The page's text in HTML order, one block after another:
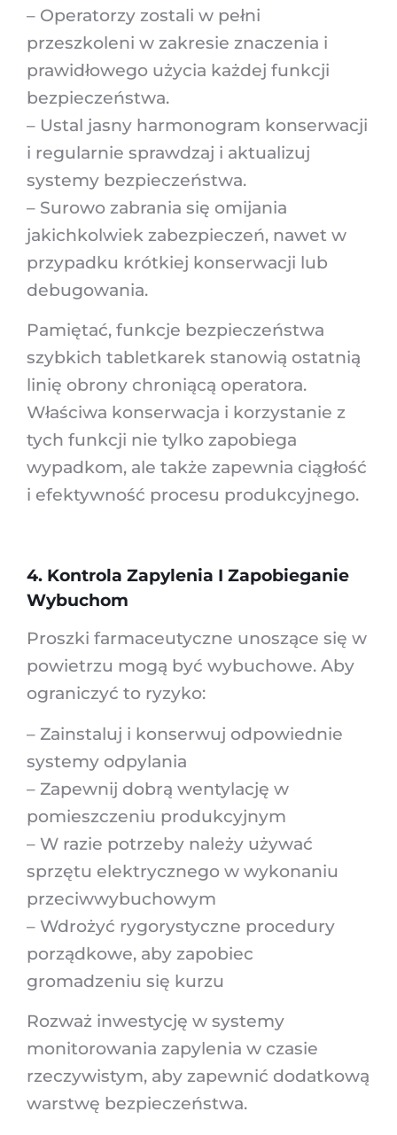
– Operatorzy zostali w pełni
przeszkoleni w zakresie znaczenia i
prawidłowego użycia każdej funkcji
bezpieczeństwa.
– Ustal jasny harmonogram konserwacji
i regularnie sprawdzaj i aktualizuj
systemy bezpieczeństwa.
– Surowo zabrania się omijania
jakichkolwiek zabezpieczeń, nawet w
przypadku krótkiej konserwacji lub
debugowania.
Pamiętać, funkcje bezpieczeństwa
szybkich tabletkarek stanowią ostatnią
linię obrony chroniącą operatora.
Właściwa konserwacja i korzystanie z
tych funkcji nie tylko zapobiega
wypadkom, ale także zapewnia ciągłość
i efektywność procesu produkcyjnego.
4. Kontrola Zapylenia I Zapobieganie
Wybuchom
Proszki farmaceutyczne unoszące się w
powietrzu mogą być wybuchowe. Aby
ograniczyć to ryzyko:
– Zainstaluj i konserwuj odpowiednie
systemy odpylania
– Zapewnij dobrą wentylację w
pomieszczeniu produkcyjnym
– W razie potrzeby należy używać
sprzętu elektrycznego w wykonaniu
przeciwwybuchowym
– Wdrożyć rygorystyczne procedury
porządkowe, aby zapobiec
gromadzeniu się kurzu
Rozważ inwestycję w systemy
monitorowania zapylenia w czasie
rzeczywistym, aby zapewnić dodatkową
warstwę bezpieczeństwa.